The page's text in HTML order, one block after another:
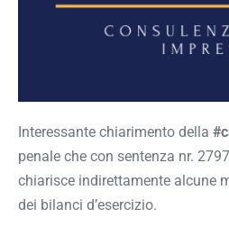
Interessante chiarimento della
penale che con sentenza nr.
chiarisce indirettamente alcune
dei bilanci d’esercizio.